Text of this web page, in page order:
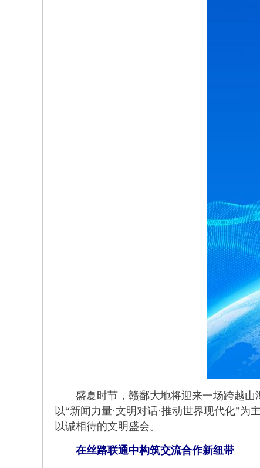
盛夏时节，赣鄱大地将迎来一场跨越山
以“新闻力量·文明对话·推动世界现代化”
以诚相待的文明盛会。
在丝路联通中构筑交流合作新纽带